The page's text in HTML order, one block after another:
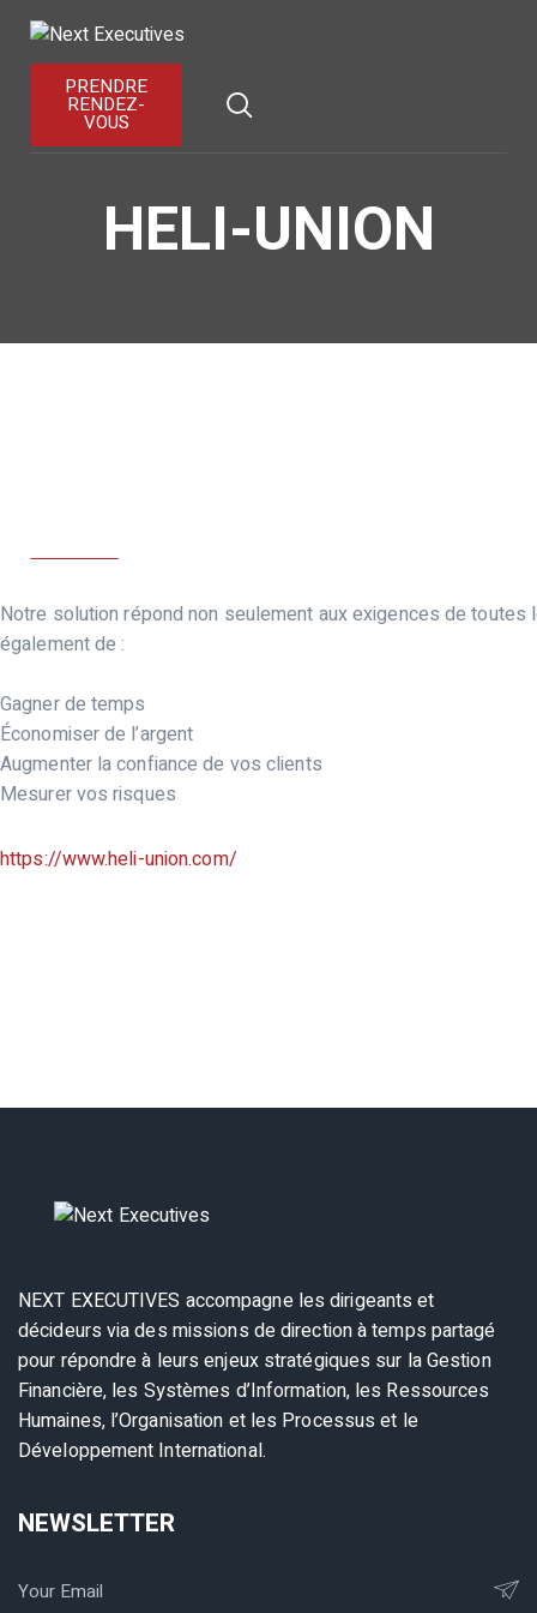
PRENDRE
RENDEZ-
VOUS
HELI-UNION
ACCUEIL
À PROPOS
SERVICES
PORTFOLIO
Notre solution répond non seulement aux exigences de
également de :
Gagner de temps
Économiser de l’argent
Augmenter la confiance de vos clients
Mesurer vos risques
https://www.heli-union.com/
NEXT EXECUTIVES accompagne les dirigeants et
décideurs via des missions de direction à temps partagé
pour répondre à leurs enjeux stratégiques sur la Gestion
Financière, les Systèmes d’Information, les Ressources
Humaines, l’Organisation et les Processus et le
Développement International.
NEWSLETTER